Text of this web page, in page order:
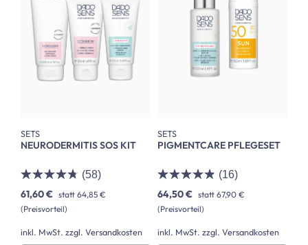
SETS
NEURODERMITIS SOS KIT
(58)
61,60 € statt 64,85 €
(Preisvorteil)
inkl. MwSt. zzgl. Versandkosten
SETS
PIGMENTCARE PFLEGESET
(16)
64,50 € statt 67,90 €
(Preisvorteil)
inkl. MwSt. zzgl. Versandkosten